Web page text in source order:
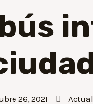
26, 2021